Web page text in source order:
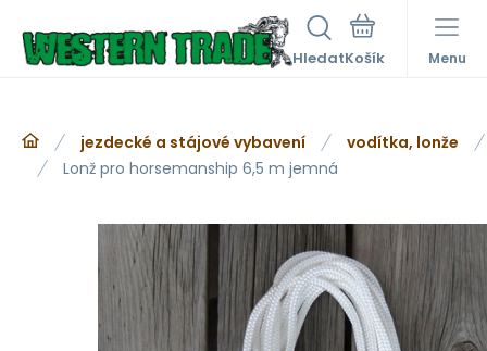
Hledat Menu
jezdecké a stájové vybavení
vodítka, lonže
Lonž pro horsemanship 6,5 m jemná